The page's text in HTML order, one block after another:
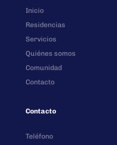
Inicio
Residencias
Servicios
Quiénes somos
Comunidad
Contacto
Contacto
Teléfono